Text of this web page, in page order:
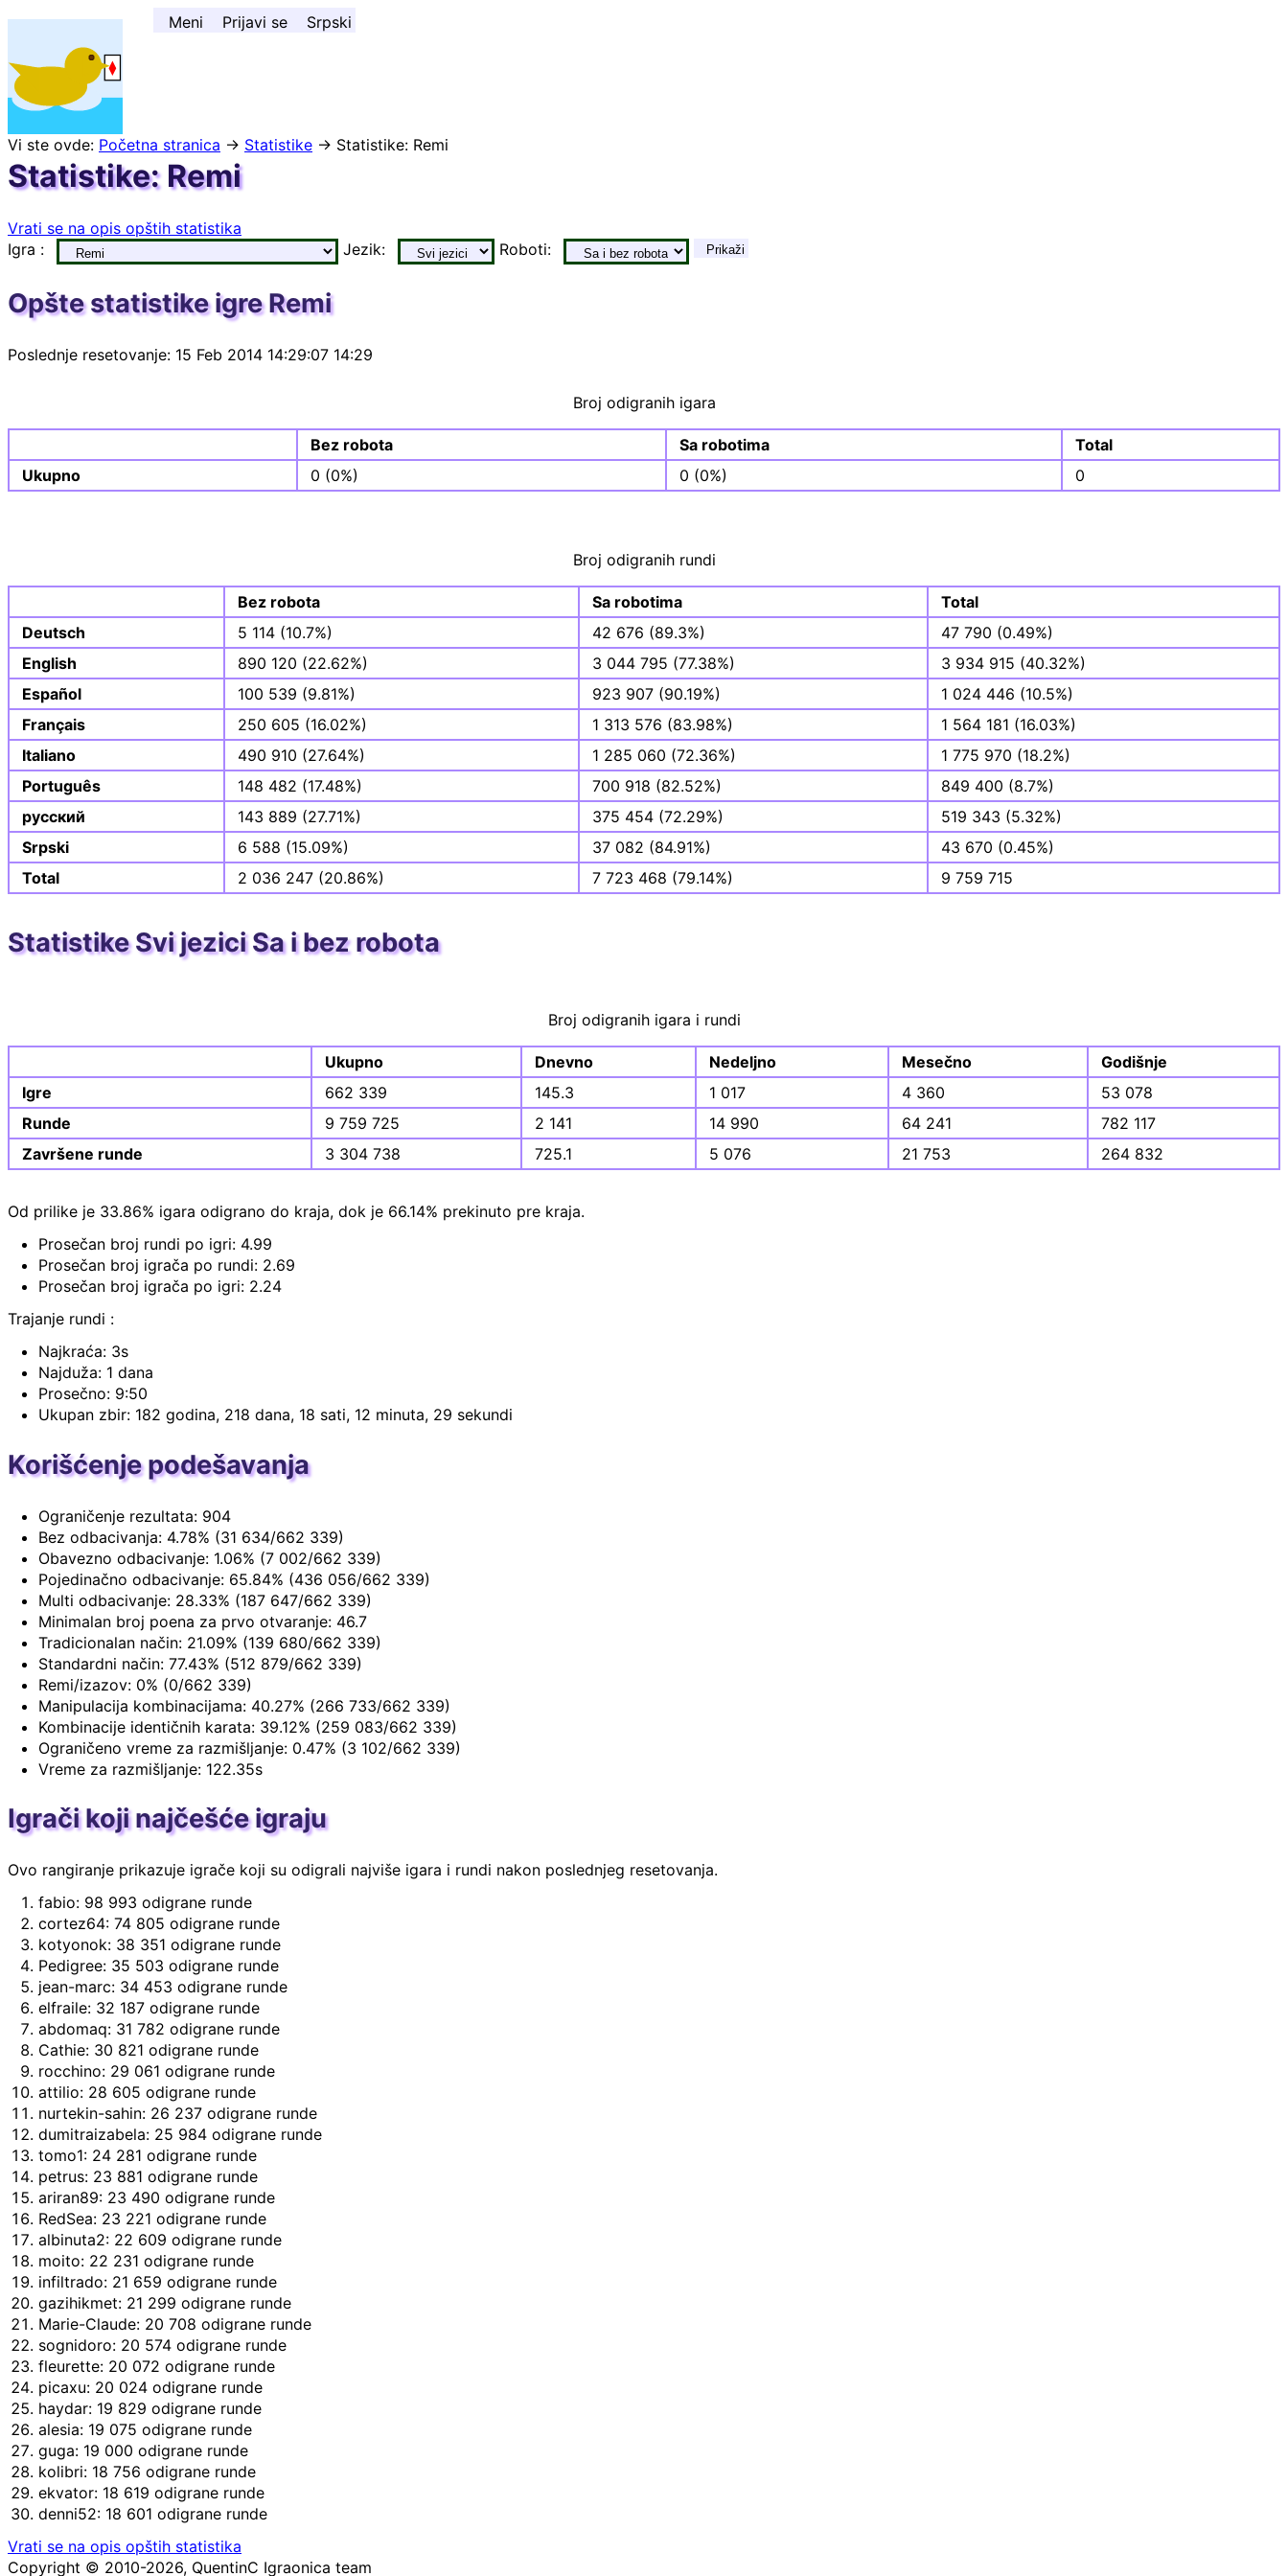
na sadržaj ↓ Meni Prijavi se Srpski
Vi ste ovde: Početna stranica → Statistike → Statistike: Remi
Statistike: Remi
Vrati se na opis opštih statistika
Igra :
Jezik: Roboti: Prikaži
Opšte statistike igre Remi
Poslednje resetovanje: 15 Feb 2014 14:29:07 14:29
Broj odigranih igara
Bez robota Sa robotima
Total
Ukupno
0 (0%) 0 (0%) 0
Broj odigranih rundi
Bez robota Sa robotima
Total
Deutsch
5 114 (10.7%) 42 676 (89.3%)
47 790 (0.49%)
English
890 120 (22.62%) 3 044 795 (77.38%)
3 934 915 (40.32%)
Español
100 539 (9.81%) 923 907 (90.19%)
1 024 446 (10.5%)
Français
250 605 (16.02%) 1 313 576 (83.98%)
1 564 181 (16.03%)
Italiano
490 910 (27.64%) 1 285 060 (72.36%)
1 775 970 (18.2%)
Português
148 482 (17.48%) 700 918 (82.52%)
849 400 (8.7%)
русский
143 889 (27.71%) 375 454 (72.29%)
519 343 (5.32%)
Srpski
6 588 (15.09%) 37 082 (84.91%)
43 670 (0.45%)
Total
2 036 247 (20.86%) 7 723 468 (79.14%) 9 759 715
Statistike Svi jezici Sa i bez robota
Broj odigranih igara i rundi
Ukupno Dnevno Nedeljno Mesečno
Godišnje
Igre
662 339 145.3 1 017 4 360
53 078
Runde
9 759 725 2 141 14 990 64 241
782 117
Završene runde
3 304 738 725.1 5 076 21 753 264 832
Od prilike je 33.86% igara odigrano do kraja, dok je 66.14% prekinuto pre kraja.
Prosečan broj rundi po igri: 4.99
Prosečan broj igrača po rundi: 2.69
Prosečan broj igrača po igri: 2.24
Trajanje rundi :
Najkraća: 3s
Najduža: 1 dana
Prosečno: 9:50
Ukupan zbir: 182 godina, 218 dana, 18 sati, 12 minuta, 29 sekundi
Korišćenje podešavanja
Ograničenje rezultata: 904
Bez odbacivanja: 4.78% (31 634/662 339)
Obavezno odbacivanje: 1.06% (7 002/662 339)
Pojedinačno odbacivanje: 65.84% (436 056/662 339)
Multi odbacivanje: 28.33% (187 647/662 339)
Minimalan broj poena za prvo otvaranje: 46.7
Tradicionalan način: 21.09% (139 680/662 339)
Standardni način: 77.43% (512 879/662 339)
Remi/izazov: 0% (0/662 339)
Manipulacija kombinacijama: 40.27% (266 733/662 339)
Kombinacije identičnih karata: 39.12% (259 083/662 339)
Ograničeno vreme za razmišljanje: 0.47% (3 102/662 339)
Vreme za razmišljanje: 122.35s
Igrači koji najčešće igraju
Ovo rangiranje prikazuje igrače koji su odigrali najviše igara i rundi nakon poslednjeg resetovanja.
fabio: 98 993 odigrane runde
cortez64: 74 805 odigrane runde
kotyonok: 38 351 odigrane runde
Pedigree: 35 503 odigrane runde
jean-marc: 34 453 odigrane runde
elfraile: 32 187 odigrane runde
abdomaq: 31 782 odigrane runde
Cathie: 30 821 odigrane runde
rocchino: 29 061 odigrane runde
attilio: 28 605 odigrane runde
nurtekin-sahin: 26 237 odigrane runde
dumitraizabela: 25 984 odigrane runde
tomo1: 24 281 odigrane runde
petrus: 23 881 odigrane runde
ariran89: 23 490 odigrane runde
RedSea: 23 221 odigrane runde
albinuta2: 22 609 odigrane runde
moito: 22 231 odigrane runde
infiltrado: 21 659 odigrane runde
gazihikmet: 21 299 odigrane runde
Marie-Claude: 20 708 odigrane runde
sognidoro: 20 574 odigrane runde
fleurette: 20 072 odigrane runde
picaxu: 20 024 odigrane runde
haydar: 19 829 odigrane runde
alesia: 19 075 odigrane runde
guga: 19 000 odigrane runde
kolibri: 18 756 odigrane runde
ekvator: 18 619 odigrane runde
denni52: 18 601 odigrane runde
Vrati se na opis opštih statistika
Copyright © 2010-2026, QuentinC Igraonica team